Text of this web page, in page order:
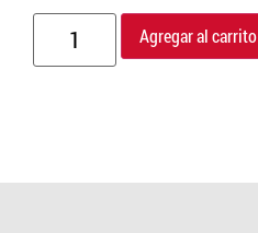
Agregar al carrito